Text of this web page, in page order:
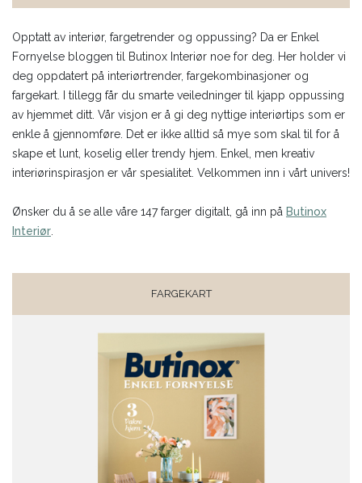
Opptatt av interiør, fargetrender og oppussing? Da er Enkel
Fornyelse bloggen til Butinox Interiør noe for deg. Her holder vi
deg oppdatert på interiørtrender, fargekombinasjoner og
fargekart. I tillegg får du smarte veiledninger til kjapp oppussing
av hjemmet ditt. Vår visjon er å gi deg nyttige interiørtips som er
enkle å gjennomføre. Det er ikke alltid så mye som skal til for å
skape et lunt, koselig eller trendy hjem. Enkel, men kreativ
interiørinspirasjon er vår spesialitet. Velkommen inn i vårt univers!
Ønsker du å se alle våre 147 farger digitalt, gå inn på Butinox
Interiør
FARGEKART